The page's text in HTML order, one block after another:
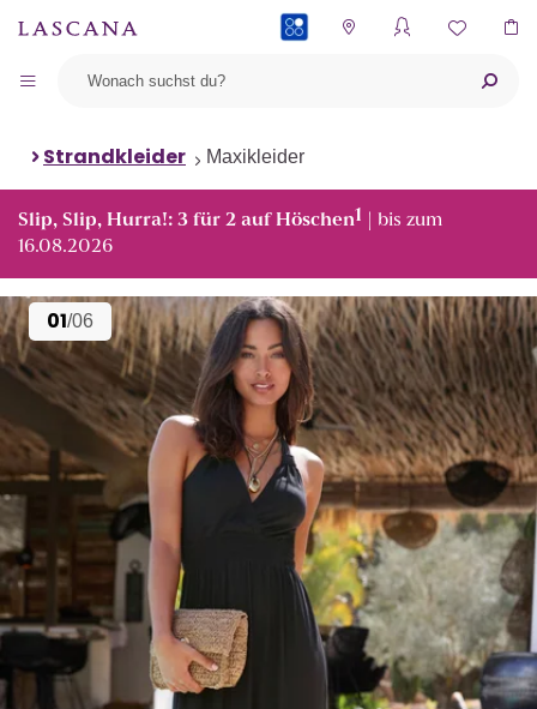
Strandkleider Maxikleider
Slip, Slip, Hurra!: 3 für 2 auf Höschen1 | bis zum
16.08.2026
01/06